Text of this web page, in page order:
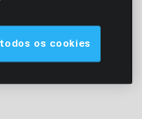
os cookies